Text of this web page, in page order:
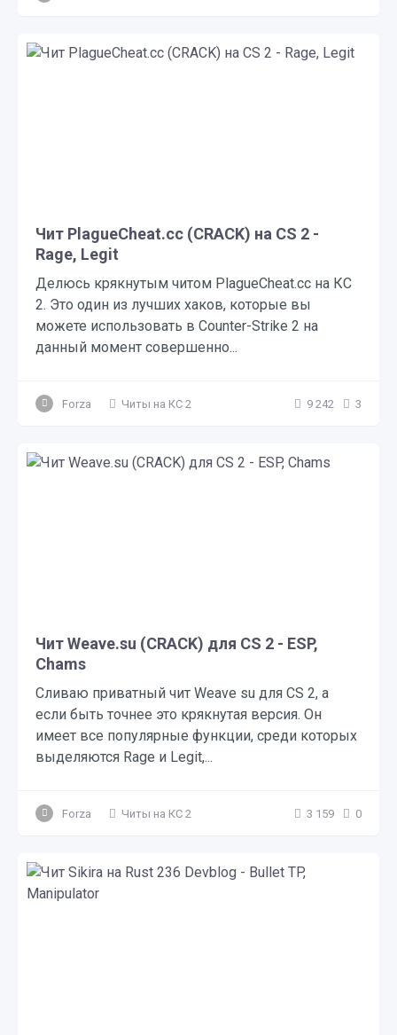
Чит PlagueCheat.cc (CRACK) на CS 2 -
Rage, Legit
Делюсь крякнутым читом PlagueCheat.cc на КС
2. Это один из лучших хаков, которые вы
можете использовать в Counter-Strike 2 на
данный момент совершенно...
Forza Читы на КС 2 9 242 3
Чит Weave.su (CRACK) для CS 2 - ESP,
Chams
Сливаю приватный чит Weave su для CS 2, а
если быть точнее это крякнутая версия. Он
имеет все популярные функции, среди которых
выделяются Rage и Legit,...
Forza Читы на КС 2 3 159 0